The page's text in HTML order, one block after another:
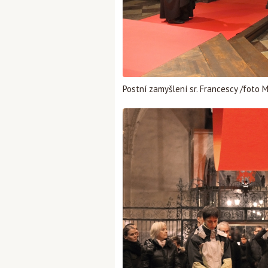
Postní zamyšlení sr. Francescy /foto